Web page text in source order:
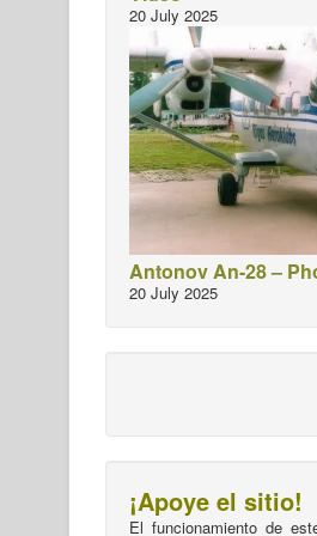
20 July 2025
Antonov An-28 –
20 July 2025
¡Apoye el sitio!
El funcionamiento de